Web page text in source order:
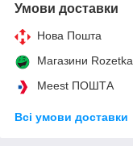
Умови доставки
Нова Пошта
Магазини Rozetka
Meest ПОШТА
Всі умови доставки